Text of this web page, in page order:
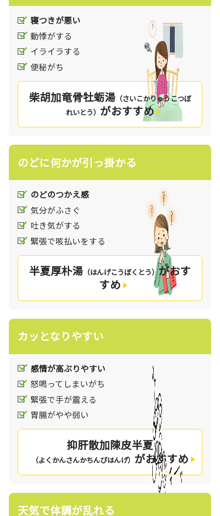
何かが引っ掛かる感じを覚えたり、動悸やめまい
が起こったりと、目に見えない様々な変調が起こ
るようになります。漢方はこのような気の巡りの
乱れを整えることで、自律神経の失調からくる
様々な症状を鎮めます。
寝つきが悪い
動悸がする
イライラする
便秘がち
柴胡加竜骨牡蛎湯 （さいこかりゅうこつぼ
れいとう） がおすすめ
のどに何かが引っ掛かる
のどのつかえ感
気分がふさぐ
吐き気がする
緊張で咳払いをする
半夏厚朴湯 （はんげこうぼくとう）がおす
すめ
カッとなりやすい
感情が高ぶりやすい
怒鳴ってしまいがち
緊張で手が震える
胃腸がやや弱い
抑肝散加陳皮半夏
（よくかんさんかちんぴはんげ） がおすすめ
天気で体調が乱れる